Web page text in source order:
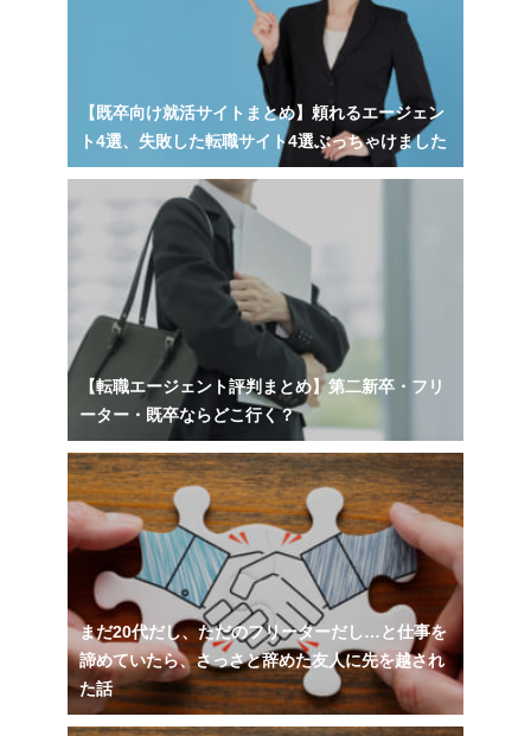
【既卒向け就活サイトまとめ】頼れるエージェン
ト4選、失敗した転職サイト4選ぶっちゃけました
【転職エージェント評判まとめ】第二新卒・フリ
ーター・既卒ならどこ行く？
まだ20代だし、ただのフリーターだし…と仕事を
諦めていたら、さっさと辞めた友人に先を越され
た話